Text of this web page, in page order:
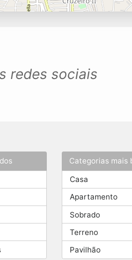
redes sociais
Categorias mais
Casa
Apartamento
Sobrado
Terreno
Pavilhão